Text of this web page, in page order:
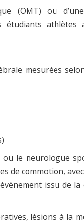
(OMT) ou
athlètes
mesurées
le neurologue
de commotion,
issu de
lésions à la